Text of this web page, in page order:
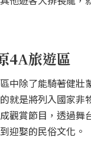
4A旅遊區
中除了能騎著健壯
就是將列入國家非
觀賞節目，透過舞
迎娶的民俗文化。